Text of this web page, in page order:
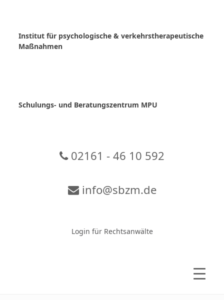
Institut für psychologische & verkehrstherapeutische
Maßnahmen
Schulungs- und Beratungszentrum MPU
02161 - 46 10 592
info@sbzm.de
Login für Rechtsanwälte